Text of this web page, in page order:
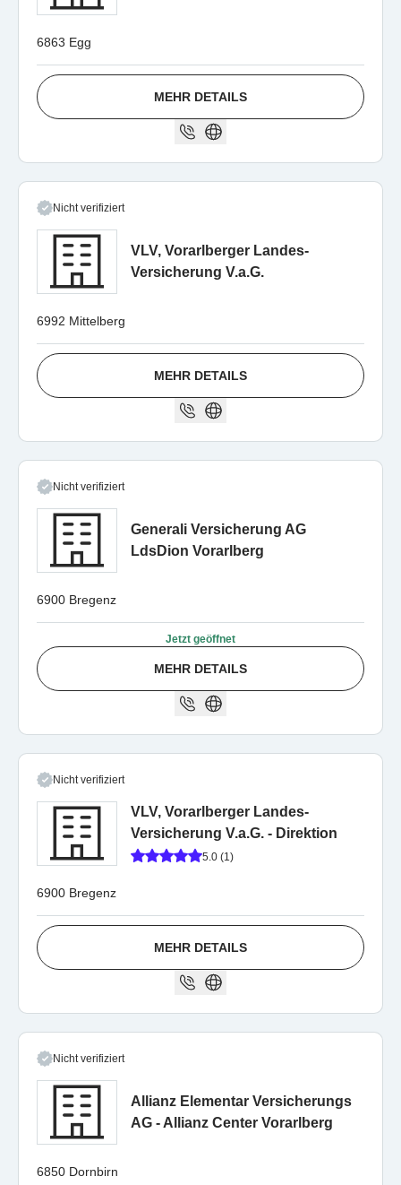
6863 Egg
MEHR DETAILS
Nicht verifiziert
VLV, Vorarlberger Landes-
Versicherung V.a.G.
6992 Mittelberg
MEHR DETAILS
Nicht verifiziert
Generali Versicherung AG
LdsDion Vorarlberg
6900 Bregenz
Jetzt geöffnet
MEHR DETAILS
Nicht verifiziert
VLV, Vorarlberger Landes-
Versicherung V.a.G. - Direktion
5.0 (1)
6900 Bregenz
MEHR DETAILS
Nicht verifiziert
Allianz Elementar Versicherungs
AG - Allianz Center Vorarlberg
6850 Dornbirn